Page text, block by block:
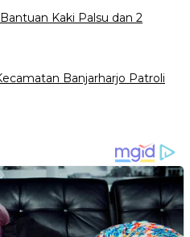
Kaki Palsu dan 2
Banjarharjo Patroli